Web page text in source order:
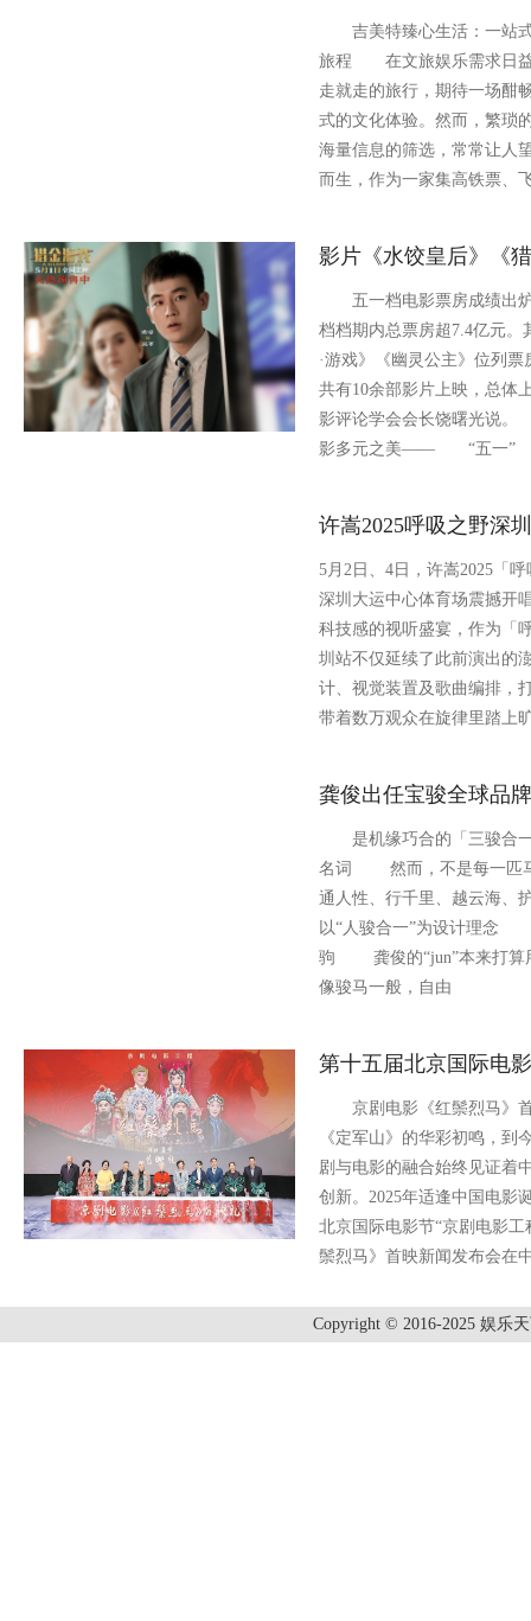
吉美特臻心生活：一站式
旅程 在文旅娱乐需求日益
走就走的旅行，期待一场酣
式的文化体验。然而，繁琐
海量信息的筛选，常常让人
而生，作为一家集高铁票、
影片《水饺皇后》《
五一档电影票房成绩出炉
档档期内总票房超7.4亿元
·游戏》《幽灵公主》位列
共有10余部影片上映，总体
影评论学会会长饶曙光说
影多元之美—— “五一”
许嵩2025呼吸之野深
5月2日、4日，许嵩2025「
深圳大运中心体育场震撼开
科技感的视听盛宴，作为「
圳站不仅延续了此前演出的
计、视觉装置及歌曲编排，
带着数万观众在旋律里踏上
龚俊出任宝骏全球品
是机缘巧合的「三骏合
名词 然而，不是每一匹
通人性、行千里、越云海
以“人骏合一”为设计理念
驹 龚俊的“jun”本来打
像骏马一般，自由
第十五届北京国际电
京剧电影《红鬃烈马》
《定军山》的华彩初鸣，到
剧与电影的融合始终见证着
创新。2025年适逢中国电影
北京国际电影节“京剧电影
鬃烈马》首映新闻发布会在
Copyright © 2016-2025 娱乐